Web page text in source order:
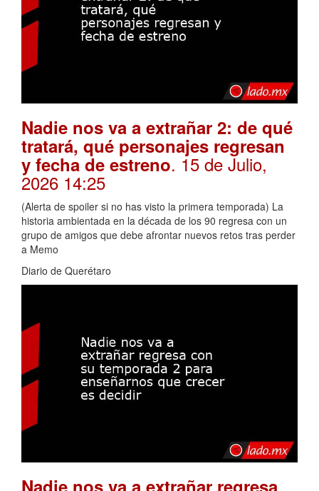
Nadie nos va a extrañar 2: de qué
tratará, qué personajes regresan
y fecha de estreno. 15 de Julio,
2026 14:25
(Alerta de spoiler si no has visto la primera temporada) La
historia ambientada en la década de los 90 regresa con un
grupo de amigos que debe afrontar nuevos retos tras perder
a Memo
Diario de Querétaro
Nadie nos va a extrañar regresa